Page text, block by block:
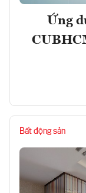
Ứng
Bất động sản